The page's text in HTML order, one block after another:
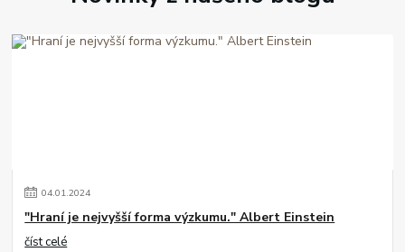
04.01.2024
"Hraní je nejvyšší forma výzkumu." Albert Einstein
číst celé